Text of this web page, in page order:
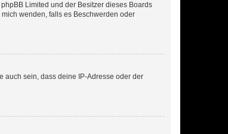
Limited und der Besitzer dieses Boards
wenden, falls es Beschwerden oder
auch sein, dass deine IP-Adresse oder der